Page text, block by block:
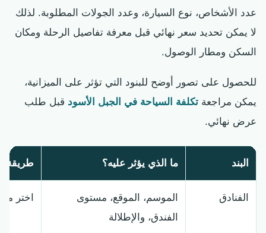
عدد الأشخاص، نوع السيارة، وعدد الجولات المطلوبة. لذلك
لا يمكن تحديد سعر نهائي قبل معرفة تفاصيل الرحلة ومكان
السكن ومطار الوصول.
للحصول على تصور أوضح للبنود التي تؤثر على الميزانية،
يمكن مراجعة تكلفة السياحة في الجبل الأسود قبل طلب
عرض نهائي.
البند ما الذي يؤثر عليه؟ طريقة
الفنادق
الموسم، الموقع، مستوى
الفندق، والإطلالة
اختر